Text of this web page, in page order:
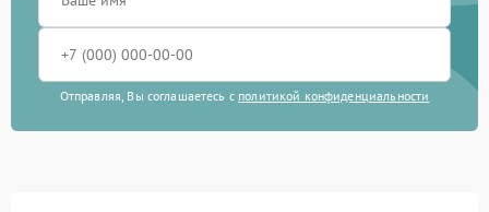
Отправляя, Вы соглашаетесь с политикой конфиденциальности